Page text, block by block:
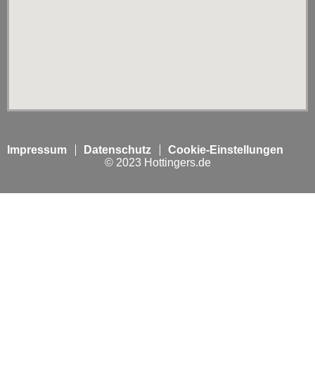
Impressum Datenschutz
Cookie-Einstellungen
© 2023 Hottingers.de